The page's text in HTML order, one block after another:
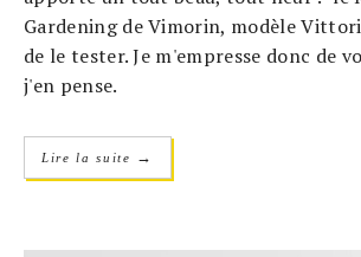
Gardening de Vimorin, modèle
de le tester. Je m'empresse donc de
j'en pense.
Lire la suite →